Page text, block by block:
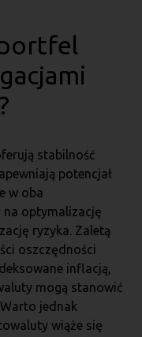
stabilność
potencjał
w oba
optymalizację
ryzyka. Zaletą
oszczędności
inflacją,
mogą stanowić
jednak
wiąże się